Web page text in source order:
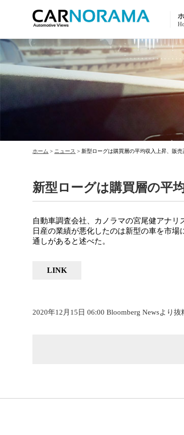
ホーム > ニュース > 新型ローグは購買層の平均収入上昇、販
新型ローグは購買層の平
自動車調査会社、カノラマの宮尾健アナリ
日産の業績が悪化したのは新型の車を市
通しがあると述べた。
LINK
2020年12月15日 06:00 Bloomberg Newsより抜